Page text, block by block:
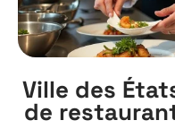
Ville des
de